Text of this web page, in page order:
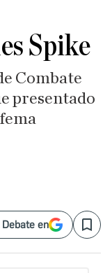
Spike
Combate
presentado
en Save